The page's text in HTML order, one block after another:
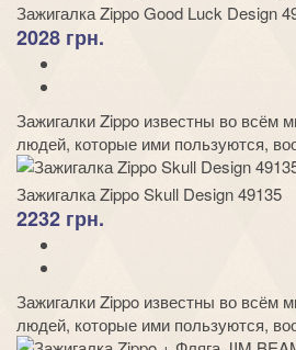
Зажигалка Zippo Good Luck Design
2028 грн.
Зажигалки Zippo известны во всём
людей, которые ими пользуются,
Зажигалка Zippo Skull Design 49135
2232 грн.
Зажигалки Zippo известны во всём
людей, которые ими пользуются,